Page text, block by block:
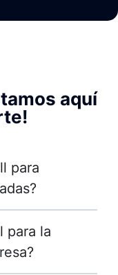
aquí
para
para la